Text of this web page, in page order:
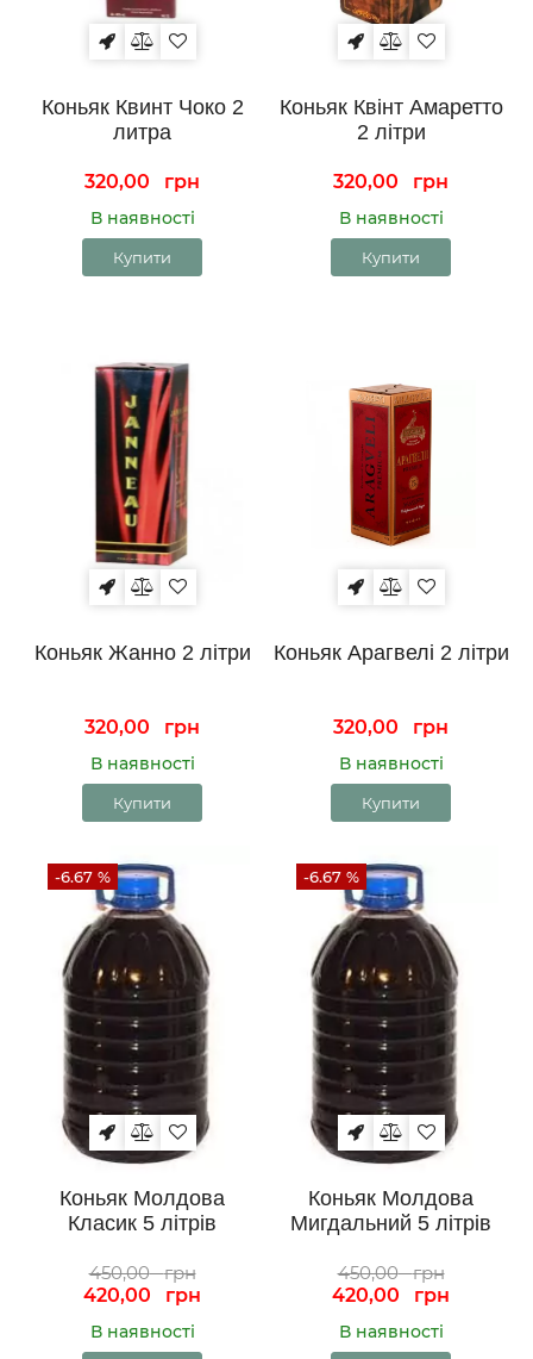
Коньяк Квинт Чоко 2
литра
320,00 грн
В наявності
Купити
Коньяк Квінт Амаретто
2 літри
320,00 грн
В наявності
Купити
Коньяк Жанно 2 літри
320,00 грн
В наявності
Купити
Коньяк Арагвелі 2 літри
320,00 грн
В наявності
Купити
-6.67 %
Коньяк Молдова
Класик 5 літрів
450,00
грн
420,00
грн
В наявності
-6.67 %
Коньяк Молдова
Мигдальний 5 літрів
450,00
грн
420,00
грн
В наявності